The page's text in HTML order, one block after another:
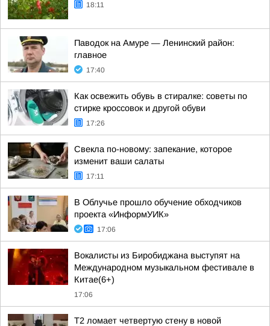
18:11
Паводок на Амуре — Ленинский район:
главное
17:40
Как освежить обувь в стиралке: советы по
стирке кроссовок и другой обуви
17:26
Свекла по-новому: запекание, которое
изменит ваши салаты
17:11
В Облучье прошло обучение обходчиков
проекта «ИнформУИК»
17:06
Вокалисты из Биробиджана выступят на
Международном музыкальном фестивале в
Китае(6+)
17:06
Т2 ломает четвертую стену в новой